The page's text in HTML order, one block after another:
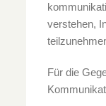
verstehen,
Für die